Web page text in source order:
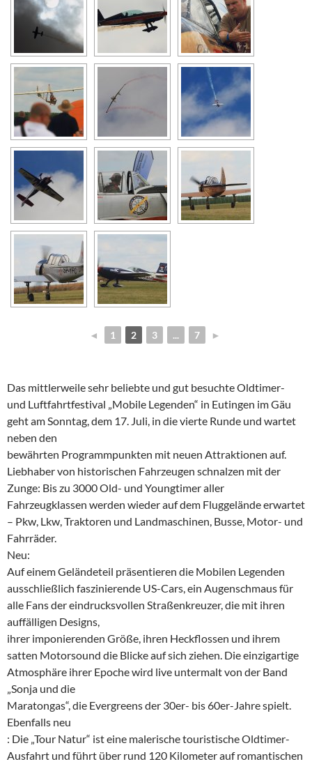
◄ 1 2 3 ... 7 ►
Das mittlerweile sehr beliebte und gut besuchte Oldtimer-
und Luftfahrtfestival „Mobile Legenden“ in Eutingen im Gäu
geht am Sonntag, dem 17. Juli, in die vierte Runde und wartet
neben den
bewährten Programmpunkten mit neuen Attraktionen auf.
Liebhaber von historischen Fahrzeugen schnalzen mit der
Zunge: Bis zu 3000 Old- und Youngtimer aller
Fahrzeugklassen werden wieder auf dem Fluggelände erwartet
– Pkw, Lkw, Traktoren und Landmaschinen, Busse, Motor- und
Fahrräder.
Neu:
Auf einem Geländeteil präsentieren die Mobilen Legenden
ausschließlich faszinierende US-Cars, ein Augenschmaus für
alle Fans der eindrucksvollen Straßenkreuzer, die mit ihren
auffälligen Designs,
ihrer imponierenden Größe, ihren Heckflossen und ihrem
satten Motorsound die Blicke auf sich ziehen. Die einzigartige
Atmosphäre ihrer Epoche wird live untermalt von der Band
„Sonja und die
Maratongas“, die Evergreens der 30er- bis 60er-Jahre spielt.
Ebenfalls neu
: Die „Tour Natur“ ist eine malerische touristische Oldtimer-
Ausfahrt und führt über rund 120 Kilometer auf romantischen